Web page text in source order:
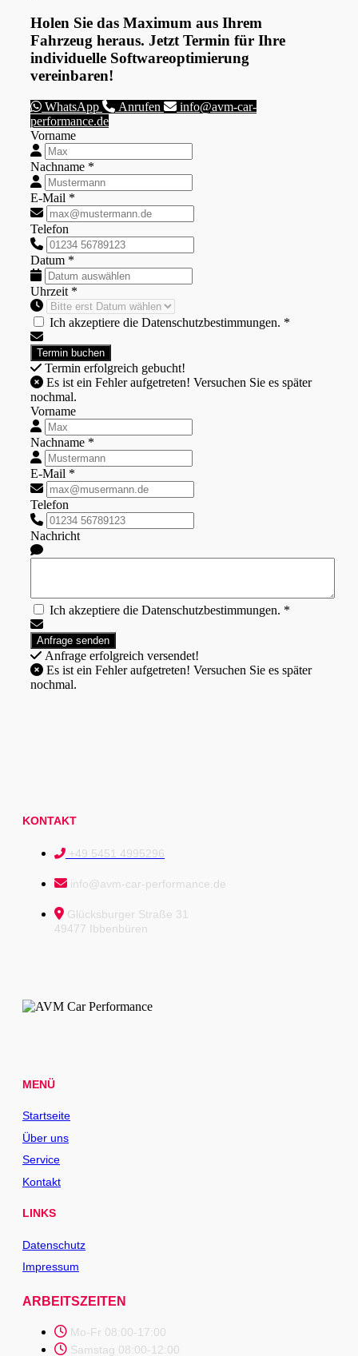
Holen Sie das Maximum aus Ihrem
Fahrzeug heraus. Jetzt Termin für Ihre
individuelle Softwareoptimierung
vereinbaren!
WhatsApp Anrufen
info@avm-car-
performance.de
Vorname
Nachname *
E-Mail *
Telefon
Datum *
Uhrzeit *
Ich akzeptiere die Datenschutzbestimmungen. *
Termin erfolgreich gebucht!
nochmal.
Vorname
Nachname *
E-Mail *
Telefon
Nachricht
Ich akzeptiere die Datenschutzbestimmungen. *
Anfrage erfolgreich versendet!
nochmal.
KONTAKT
+49 5451 4995296
info@avm-car-performance.de
Glücksburger Straße 31
49477 Ibbenbüren
MENÜ
Startseite
Über uns
Service
Kontakt
LINKS
Datenschutz
Impressum
ARBEITSZEITEN
Mo-Fr 08:00-17:00
Samstag 08:00-12:00